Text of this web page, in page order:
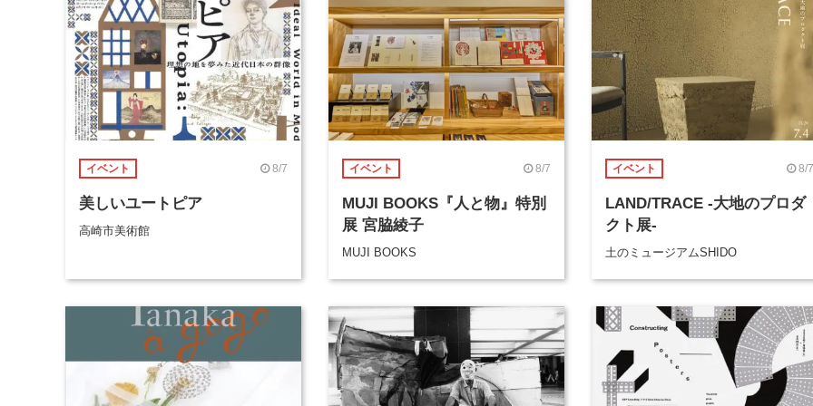
イベント 8/7
美しいユートピア
高崎市美術館
イベント 8/7
MUJI BOOKS『人と物』特別
展 宮脇綾子
MUJI BOOKS
イベント 8/7
LAND/TRACE -大地のプロダ
クト展-
土のミュージアムSHIDO